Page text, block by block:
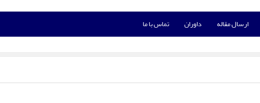
ارسال مقاله داوران تماس با ما